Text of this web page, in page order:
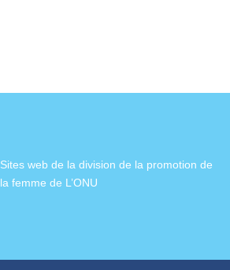
Sites web de la division de la promotion de
la femme de L’ONU